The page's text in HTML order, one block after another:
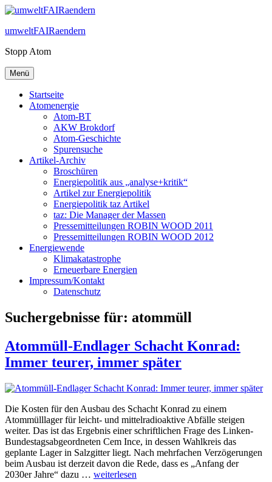
Zum
springen
umweltFAIRaendern
Stopp Atom
Menü
Startseite
Atomenergie
Atom-BT
AKW Brokdorf
Atom-Geschichte
Spurensuche
Artikel-Archiv
Broschüren
Energiepolitik aus „analyse+kritik“
Artikel zur Energiepolitik
Energiepolitik taz Artikel
taz: Die Manager der Massen
Pressemitteilungen ROBIN WOOD 2011
Pressemitteilungen ROBIN WOOD 2012
Energiewende
Klimakatastrophe
Erneuerbare Energien
Impressum/Kontakt
Datenschutz
Suchergebnisse für: atommüll
Atommüll-Endlager Schacht Konrad:
Immer teurer, immer später
Die Kosten für den Ausbau des Schacht Konrad zu einem
Atommülllager für leicht- und mittelradioaktive Abfälle steigen
weiter. Das ist das Ergebnis einer schriftlichen Frage des Linken-
Bundestagsabgeordneten Cem Ince, in dessen Wahlkreis das
geplante Lager in Salzgitter liegt. Nach mehrfachen Verzögerungen
beim Ausbau ist derzeit davon die Rede, dass es „Anfang der
2030er Jahre“ dazu … „Atommüll-
weiterlesen